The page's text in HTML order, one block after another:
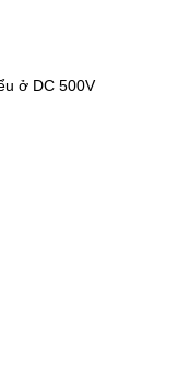
ở DC 500V